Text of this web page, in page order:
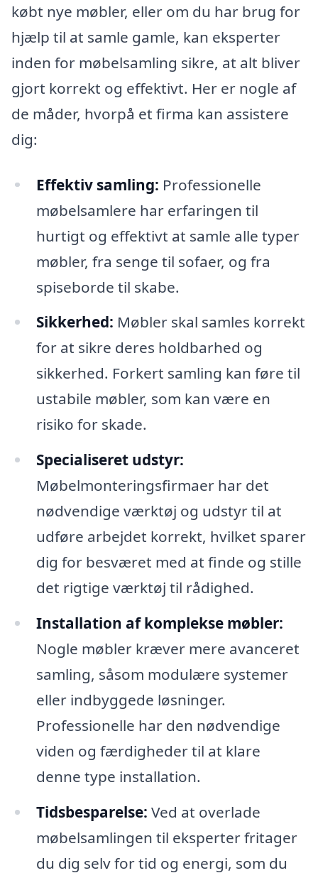
købt nye møbler, eller om du har brug for
hjælp til at samle gamle, kan eksperter
inden for møbelsamling sikre, at alt bliver
gjort korrekt og effektivt. Her er nogle af
de måder, hvorpå et firma kan assistere
dig:
Effektiv samling: Professionelle
møbelsamlere har erfaringen til
hurtigt og effektivt at samle alle typer
møbler, fra senge til sofaer, og fra
spiseborde til skabe.
Sikkerhed: Møbler skal samles korrekt
for at sikre deres holdbarhed og
sikkerhed. Forkert samling kan føre til
ustabile møbler, som kan være en
risiko for skade.
Specialiseret udstyr:
Møbelmonteringsfirmaer har det
nødvendige værktøj og udstyr til at
udføre arbejdet korrekt, hvilket sparer
dig for besværet med at finde og stille
det rigtige værktøj til rådighed.
Installation af komplekse møbler:
Nogle møbler kræver mere avanceret
samling, såsom modulære systemer
eller indbyggede løsninger.
Professionelle har den nødvendige
viden og færdigheder til at klare
denne type installation.
Tidsbesparelse: Ved at overlade
møbelsamlingen til eksperter fritager
du dig selv for tid og energi, som du